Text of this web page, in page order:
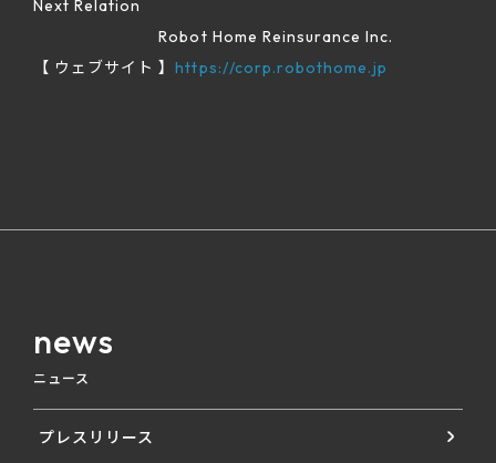
Next Relation
Robot Home Reinsurance Inc.
【 ウェブサイト 】https://corp.robothome.jp
news
ニュース
プレスリリース